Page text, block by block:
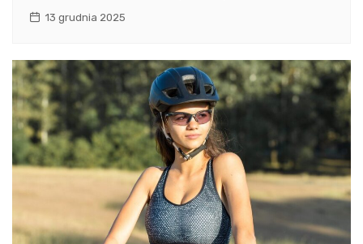
13 grudnia 2025